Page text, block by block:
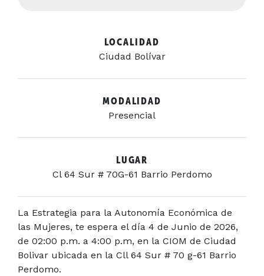
LOCALIDAD
Ciudad Bolívar
MODALIDAD
Presencial
LUGAR
Cl 64 Sur # 70G-61 Barrio Perdomo
La Estrategia para la Autonomía Económica de
las Mujeres, te espera el día 4 de Junio de 2026,
de 02:00 p.m. a 4:00 p.m, en la CIOM de Ciudad
Bolivar ubicada en la Cll 64 Sur # 70 g-61 Barrio
Perdomo.